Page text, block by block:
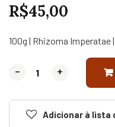
R$45,00
100g | Rhizoma Imperatae
- +
- +
Adicionar à lista